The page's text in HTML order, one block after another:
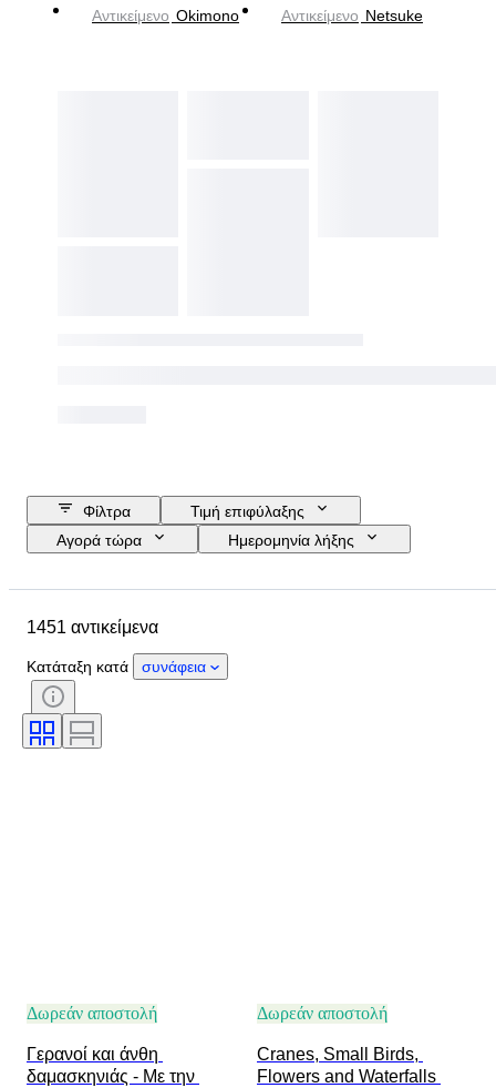
Αντικείμενο Okimono Αντικείμενο Netsuke
Φίλτρα
Τιμή επιφύλαξης
Αγορά τώρα
Ημερομηνία λήξης
Αντικείμενο
Κατάσταση
Περίοδος
Θέμα
Τεχνική
Γλώσσα
1451 αντικείμενα
Κατάταξη κατά συνάφεια
Δωρεάν αποστολή
Γερανοί και άνθη
δαμασκηνιάς - Με την
Δωρεάν αποστολή
Cranes, Small Birds,
Flowers and Waterfalls